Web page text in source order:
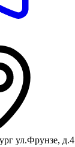
ул.Фрунзе, д.4